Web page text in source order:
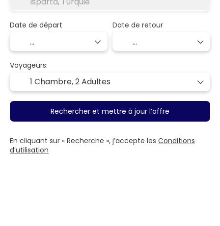
Date de départ Date de retour
Voyageurs:
1 Chambre,2 Adultes
Rechercher et mettre à jour l’offre
En cliquant sur « Recherche », j’accepte les Conditions
d’utilisation